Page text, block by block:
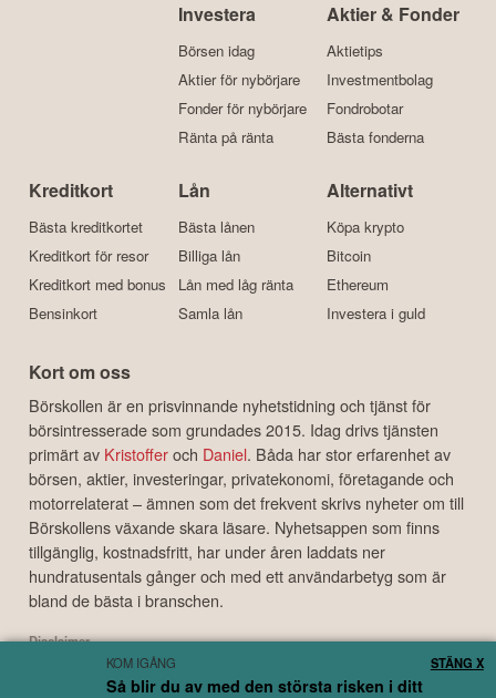
Investera
Börsen idag
Aktier för nybörjare
Fonder för nybörjare
Ränta på ränta
Aktier & Fonder
Aktietips
Investmentbolag
Fondrobotar
Bästa fonderna
Kreditkort
Bästa kreditkortet
Kreditkort för resor
Kreditkort med bonus
Bensinkort
Lån
Bästa lånen
Billiga lån
Lån med låg ränta
Samla lån
Alternativt
Köpa krypto
Bitcoin
Ethereum
Investera i guld
Kort om oss
Börskollen är en prisvinnande nyhetstidning och tjänst för
börsintresserade som grundades 2015. Idag drivs tjänsten
primärt av Kristofferoch Daniel. Båda har stor erfarenhet av
börsen, aktier, investeringar, privatekonomi, företagande och
motorrelaterat – ämnen som det frekvent skrivs nyheter om till
Börskollens växande skara läsare. Nyhetsappen som finns
tillgänglig, kostnadsfritt, har under åren laddats ner
hundratusentals gånger och med ett användarbetyg som är
bland de bästa i branschen.
Disclaimer
Börskollen Sverige AB ("Börskollen") är inte finansiella rådgivare, står inte under
finansinspektionens tillsyn och ger inga råd till dig. Detta innebär att
KOM IGÅNG
Så blir du av med den största risken i ditt
STÄNG X